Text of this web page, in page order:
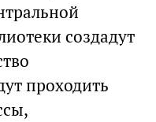
создадут
проходить